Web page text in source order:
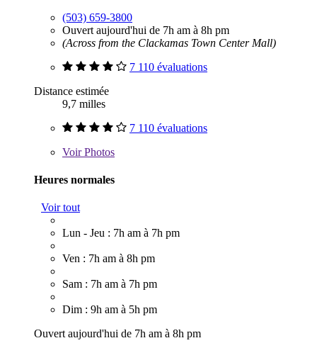
(503) 659-3800
Ouvert aujourd'hui de 7h am à 8h pm
(Across from the Clackamas Town Center Mall)
7 110 évaluations
Distance estimée
9,7 milles
7 110 évaluations
VoirPhotos
Heures normales
Voir tout
Lun - Jeu : 7h am à 7h pm
Ven : 7h am à 8h pm
Sam : 7h am à 7h pm
Dim : 9h am à 5h pm
Ouvert aujourd'hui de 7h am à 8h pm